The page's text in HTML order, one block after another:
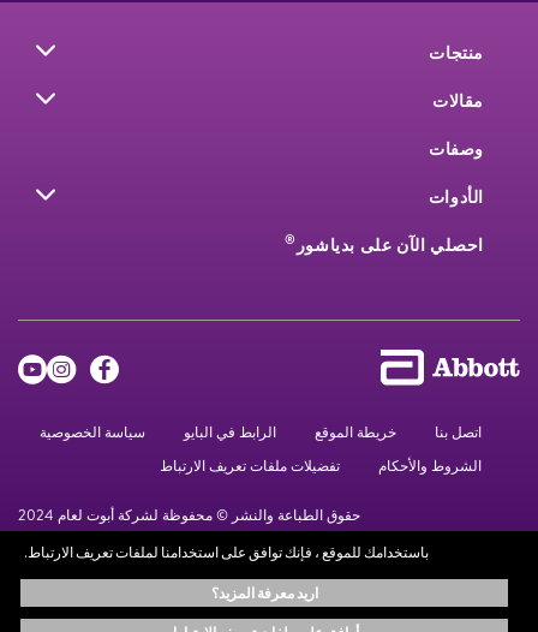
منتجات
مقالات
وصفات
الأدوات
احصلي الآن على بدياشور ®
اتصل بنا خريطة الموقع الرابط في البايو
سياسة الخصوصية
الشروط والأحكام
تفضيلات ملفات تعريف الارتباط
حقوق الطباعة والنشر © محفوظة لشركة أبوت لعام 2024
المعلومات الموجودة في هذا الموقع متاحة لأهداف تعليمية فقط.، ولا تحل محل
استشارة المتخصصين المعتمدين. استشر دائماً أخصائيي الرعاية الصحية للحصول على
باستخدامك للموقع ، فإنك توافق على استخدامنا لملفات تعريف الارتباط.
اريد معرفة المزيد؟